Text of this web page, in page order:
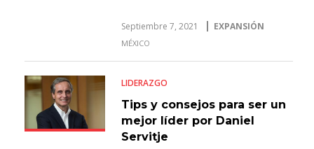
Septiembre 7, 2021 EXPANSIÓN
MÉXICO
LIDERAZGO
Tips y consejos para ser un
mejor líder por Daniel
Servitje